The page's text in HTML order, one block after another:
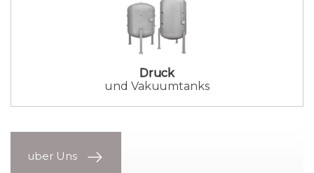
Druck
und Vakuumtanks
uber Uns